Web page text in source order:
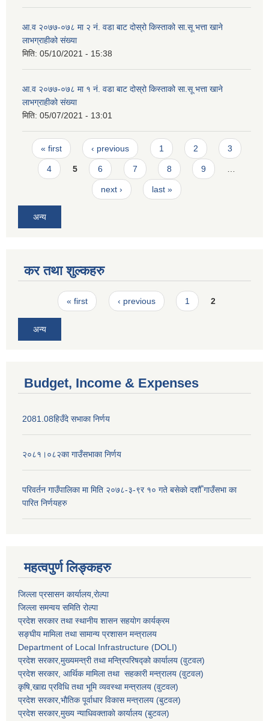
आ.व २०७७-०७८ मा २ न‌ं. वडा बाट दोस्रो किस्ताको सा.सू भत्ता खाने
लाभग्राहीको संख्या
मिति: 05/10/2021 - 15:38
आ.व २०७७-०७८ मा १ न‌ं. वडा बाट दोस्रो किस्ताको सा.सू भत्ता खाने
लाभग्राहीको संख्या
मिति: 05/07/2021 - 13:01
Pages
« first ‹ previous 1 2 3
4 5 6 7 8 9
next › last »
अन्य
कर तथा शुल्कहरु
Pages« first ‹ previous 1 2
अन्य
Budget, Income & Expenses
2081.08हिउँदे सभाका निर्णय
२०८१।०८२का गाउँसभाका निर्णय
परिवर्तन गाउँपालिका मा मिति २०७८-३-९र १० गते बसेकाे दशौँ गाउँसभा का
पारित निर्णयहरु
महत्वपुर्ण लिङ्कहरु
जिल्ला प्रसासन कार्यालय,राेल्पा
जिल्ला समन्वय समिति रोल्पा
प्रदेश सरकार तथा स्थानीय शासन सहयाेग कार्यक्रम
सङ्‍घीय मामिला तथा सामान्य प्रशासन मन्त्रालय
Department of Local Infrastructure (DOLI)
प्रदेश सरकार,मुख्यमन्त्री तथा मन्त्रिपरिषद्को कार्यालय (वुटवल)
प्रदेश सरकार, आर्थिक मामिला तथा सहकारी मन्त्रालय (वुटवल)
कृषि,खाद्य प्रविधि तथा भूमि व्यवस्था मन्त्रालय (वुटवल)
प्रदेश सरकार,भाैतिक पूर्वाधार विकास मन्त्रालय (बुटवल)
प्रदेश सरकार,मुख्य न्याधिवक्ताकाे कार्यालय (बुटवल)